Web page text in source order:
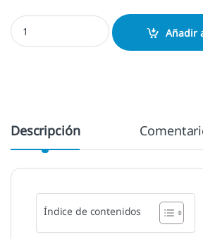
Sello Ex Libris Bécquer Personalizado
Añadir
Descripción
Índice de contenidos